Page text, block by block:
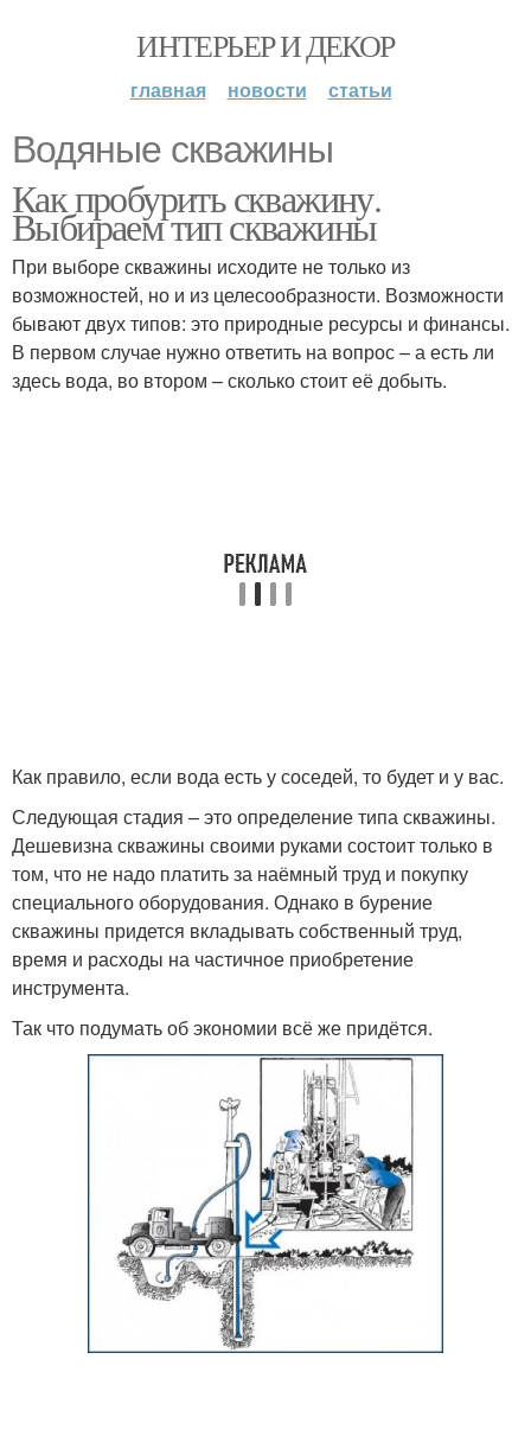
ИНТЕРЬЕР И ДЕКОР
главная новости статьи
Водяные скважины
Как пробурить скважину.
Выбираем тип скважины
При выборе скважины исходите не только из
возможностей, но и из целесообразности. Возможности
бывают двух типов: это природные ресурсы и финансы.
В первом случае нужно ответить на вопрос – а есть ли
здесь вода, во втором – сколько стоит её добыть.
Как правило, если вода есть у соседей, то будет и у вас.
Следующая стадия – это определение типа скважины.
Дешевизна скважины своими руками состоит только в
том, что не надо платить за наёмный труд и покупку
специального оборудования. Однако в бурение
скважины придется вкладывать собственный труд,
время и расходы на частичное приобретение
инструмента.
Так что подумать об экономии всё же придётся.